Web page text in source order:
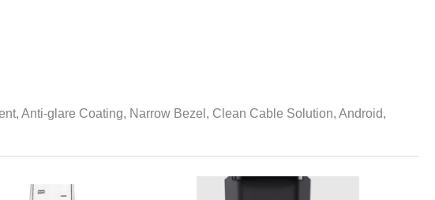
Anti-glare Coating, Narrow Bezel, Clean Cable Solution, Android,